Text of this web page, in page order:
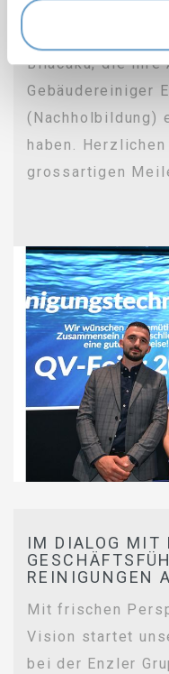
gratulieren wir
Bllacaku, die ihre
Gebäudereiniger
(Nachholbildung)
haben.
grossartigen
IM DIALOG MIT
REINIGUNGEN
Mit frischen
Vision startet
bei der Enzler